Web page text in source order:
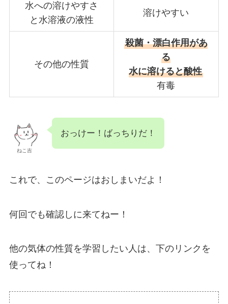
水への溶けやすさ
と水溶液の液性
溶けやすい
その他の性質
殺菌・漂白作用があ
る
水に溶けると酸性
有毒
ねこ吉
おっけー！ばっちりだ！
これで、このページはおしまいだよ！
何回でも確認しに来てねー！
他の気体の性質を学習したい人は、下のリンクを
使ってね！